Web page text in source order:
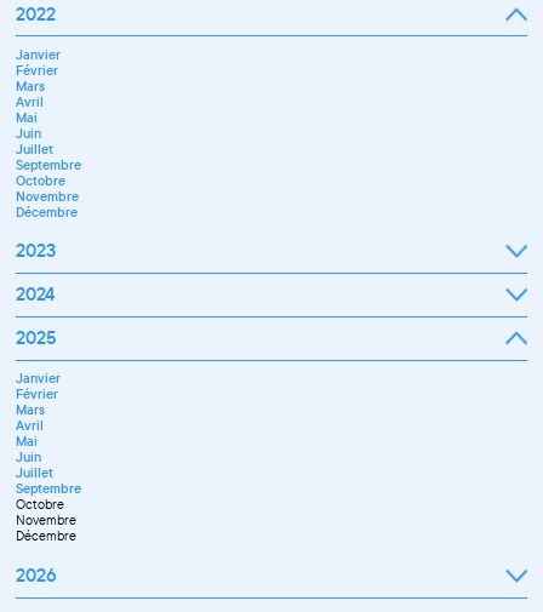
Septembre
Octobre
Novembre
Décembre
2022
Janvier
Février
Mars
Avril
Mai
Juin
Juillet
Septembre
Octobre
Novembre
Décembre
2023
Janvier
Mars
Avril
Juin
Septembre
Octobre
Novembre
Décembre
2024
Janvier
Mars
Avril
Mai
Juin
Juillet
Septembre
Novembre
Décembre
2025
Janvier
Février
Mars
Avril
Mai
Juin
Juillet
Septembre
Octobre
Novembre
Décembre
2026